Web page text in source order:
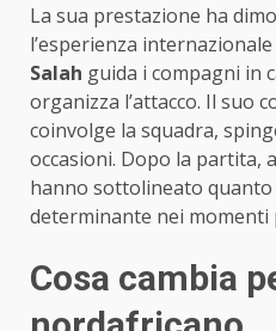
La sua prestazione ha
l’esperienza
Salah guida i compagni in
organizza l’attacco. Il suo
coinvolge la squadra,
occasioni. Dopo la partita,
hanno sottolineato quanto
determinante nei momenti
Cosa cambia